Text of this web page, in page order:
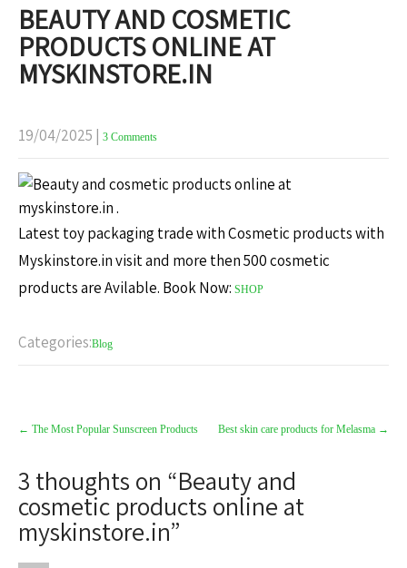
BEAUTY AND COSMETIC
PRODUCTS ONLINE AT
MYSKINSTORE.IN
19/04/2025 | 3 Comments
Latest toy packaging trade with Cosmetic products with
Myskinstore.in visit and more then 500 cosmetic
products are Avilable. Book Now: SHOP
Categories:Blog
← The Most Popular Sunscreen Products Best skin care products for Melasma →
3 thoughts on “Beauty and
cosmetic products online at
myskinstore.in”